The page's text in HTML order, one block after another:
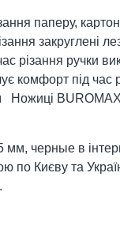
паперу,
закруглені
різання ручки
комфорт під час
BUROMAX
черные в
по Києву та